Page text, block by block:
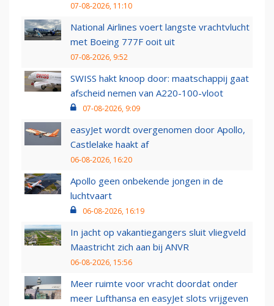
07-08-2026, 11:10
National Airlines voert langste vrachtvlucht
met Boeing 777F ooit uit
07-08-2026, 9:52
SWISS hakt knoop door: maatschappij gaat
afscheid nemen van A220-100-vloot
07-08-2026, 9:09
easyJet wordt overgenomen door Apollo,
Castlelake haakt af
06-08-2026, 16:20
Apollo geen onbekende jongen in de
luchtvaart
06-08-2026, 16:19
In jacht op vakantiegangers sluit vliegveld
Maastricht zich aan bij ANVR
06-08-2026, 15:56
Meer ruimte voor vracht doordat onder
meer Lufthansa en easyJet slots vrijgeven